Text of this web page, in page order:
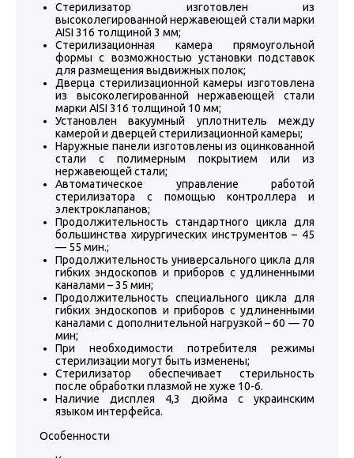
Стерилизатор изготовлен из
высоколегированной нержавеющей стали марки
AISI 316 толщиной 3 мм;
Стерилизационная камера прямоугольной
формы с возможностью установки подставок
для размещения выдвижных полок;
Дверца стерилизационной камеры изготовлена
из высоколегированной нержавеющей стали
марки AISI 316 толщиной 10 мм;
Установлен вакуумный уплотнитель между
камерой и дверцей стерилизационной камеры;
Наружные панели изготовлены из оцинкованной
стали с полимерным покрытием или из
нержавеющей стали;
Автоматическое управление работой
стерилизатора с помощью контроллера и
электроклапанов;
Продолжительность стандартного цикла для
большинства хирургических инструментов – 45
— 55 мин.;
Продолжительность универсального цикла для
гибких эндоскопов и приборов с удлиненными
каналами – 35 мин;
Продолжительность специального цикла для
гибких эндоскопов и приборов с удлиненными
каналами с дополнительной нагрузкой – 60 — 70
мин;
При необходимости потребителя режимы
стерилизации могут быть изменены;
Стерилизатор обеспечивает стерильность
после обработки плазмой не хуже 10-6.
Наличие дисплея 4,3 дюйма с украинским
языком интерфейса.
Особенности